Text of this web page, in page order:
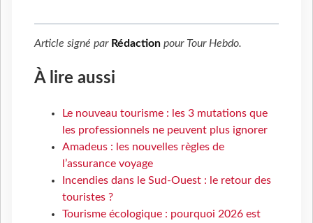
Article signé par Rédaction pour Tour Hebdo.
À lire aussi
Le nouveau tourisme : les 3 mutations que
les professionnels ne peuvent plus ignorer
Amadeus : les nouvelles règles de
l’assurance voyage
Incendies dans le Sud-Ouest : le retour des
touristes ?
Tourisme écologique : pourquoi 2026 est